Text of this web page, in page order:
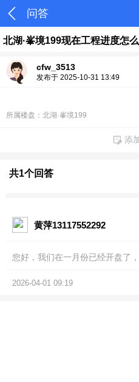
问答
北湖·峯境199现在工程进度怎
cfw_3513
发布于 2025-10-31 13:49
所属楼盘：北湖·峯境199
添
共1个回答
黄萍13117552292
您好，我们在一月份已经开盘了
2026-04-01 09:19